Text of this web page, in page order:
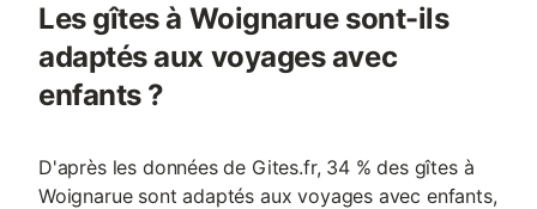
Les gîtes à Woignarue sont-ils
adaptés aux voyages avec
enfants ?
D'après les données de Gites.fr, 34 % des gîtes à
Woignarue sont adaptés aux voyages avec enfants,